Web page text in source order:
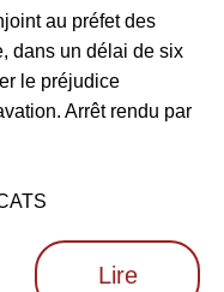
au préfet des
dans un délai de six
le préjudice
Arrêt rendu par
Lire